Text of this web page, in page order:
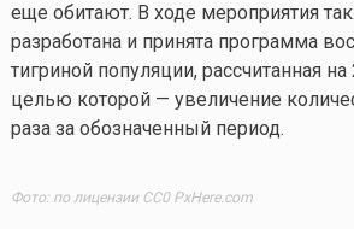
еще обитают. В ходе мероприятия
разработана и принята программа
тигриной популяции, рассчитанная
целью которой — увеличение
раза за обозначенный период.
Фото: по лицензии CC0 PxHere.com